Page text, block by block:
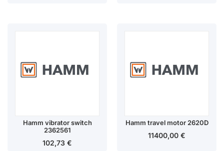
Hamm vibrator switch
2362561
102,73 €
Hamm travel motor 2620D
11400,00 €